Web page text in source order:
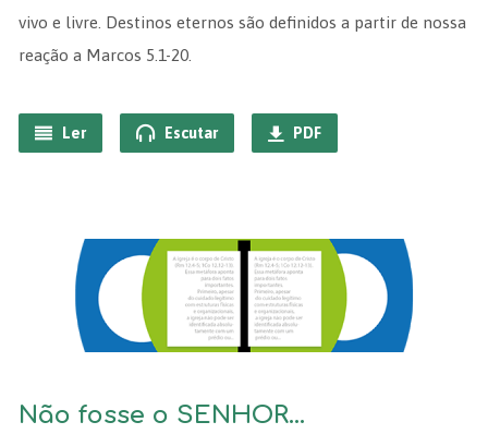
vivo e livre. Destinos eternos são definidos a partir de nossa
reação a Marcos 5.1-20.
Ler Escutar PDF
Não fosse o SENHOR…